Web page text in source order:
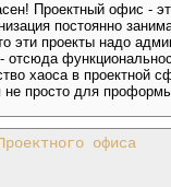
Проектный офис -
постоянно
эти проекты надо
хаоса в проектной
не просто для
офиса